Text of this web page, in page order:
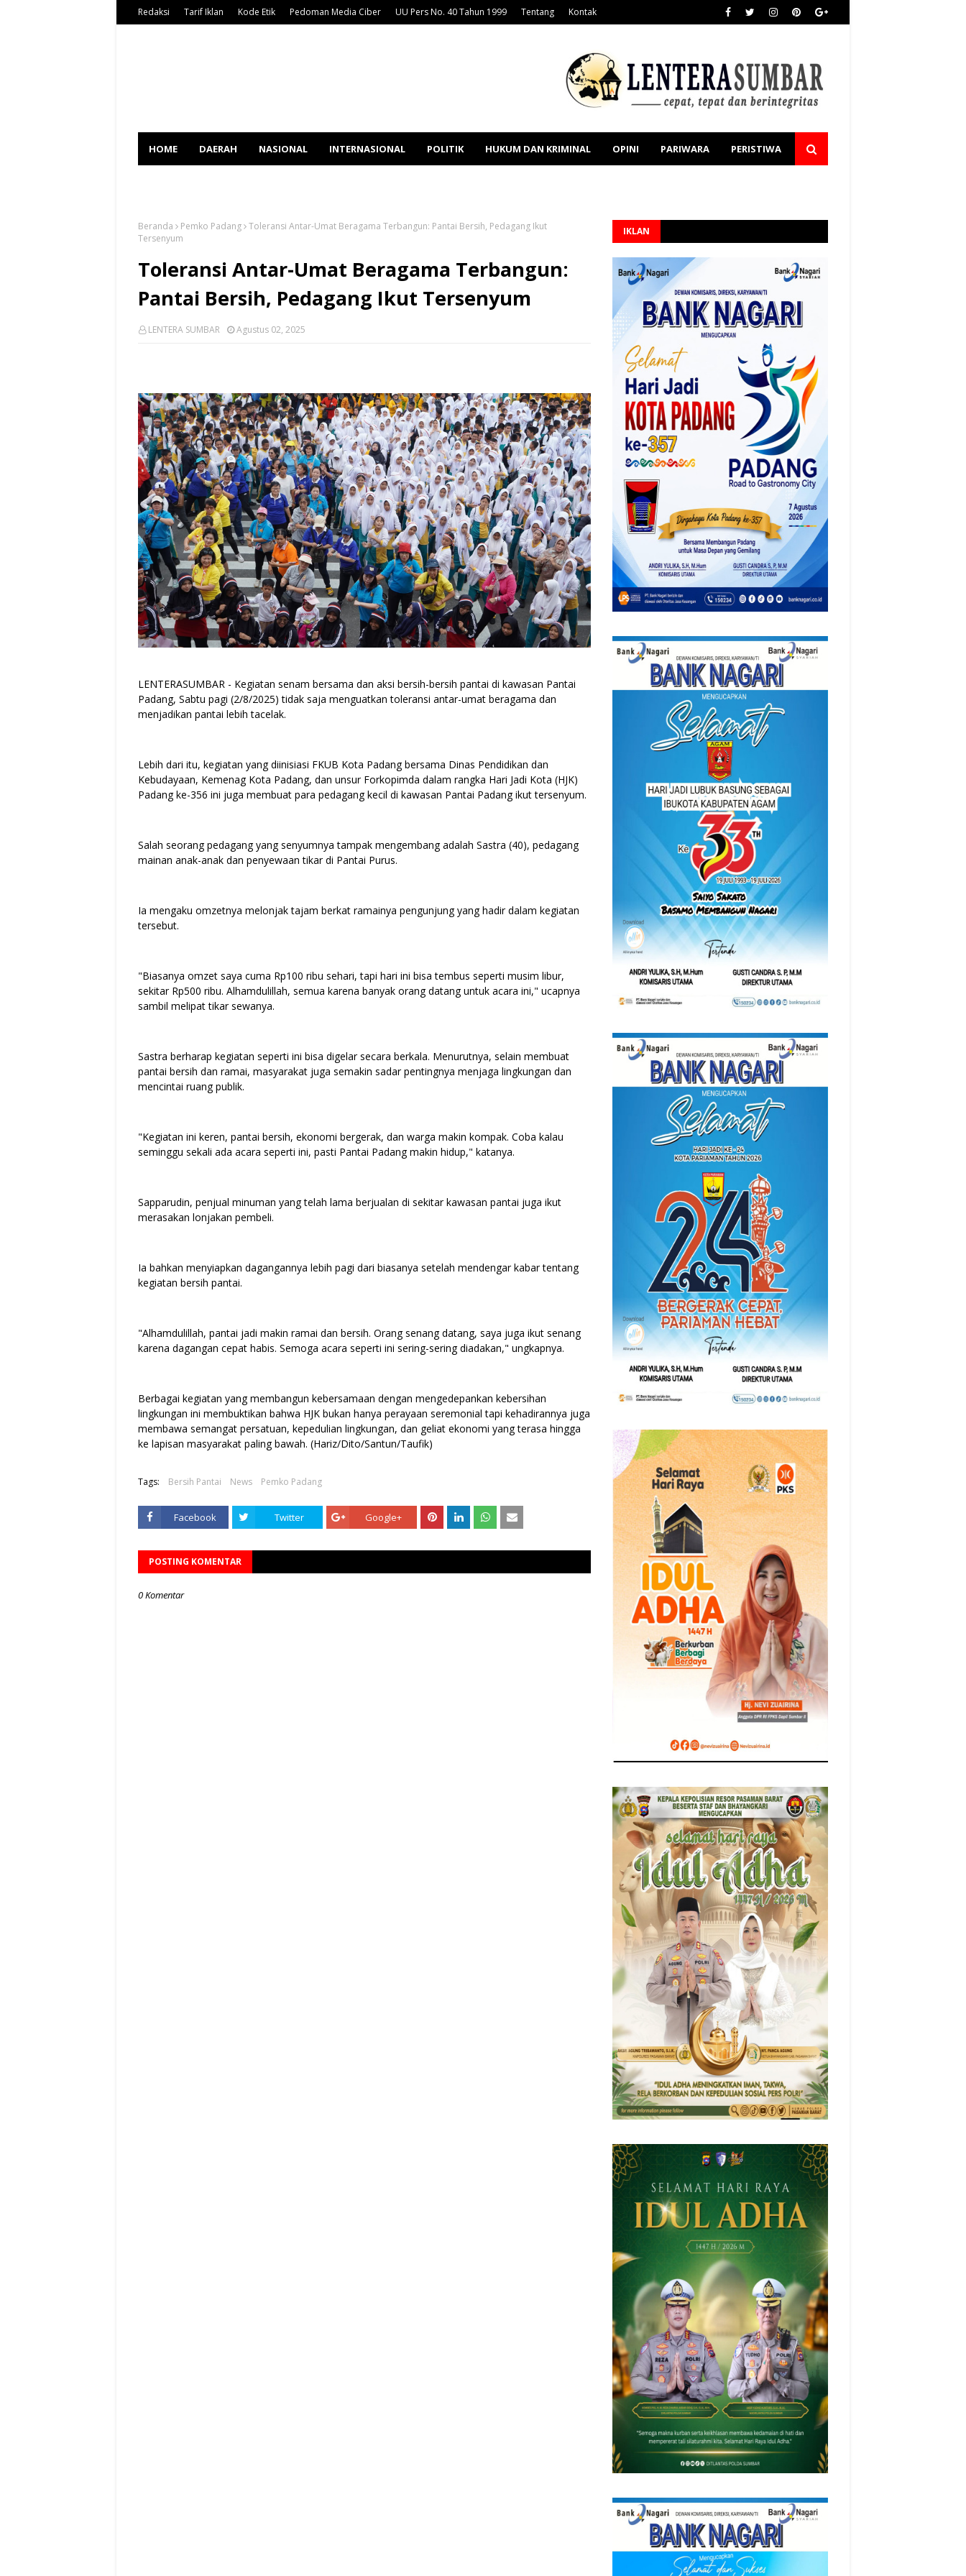
Redaksi Tarif Iklan Kode Etik Pedoman Media Ciber UU Pers No. 40 Tahun 1999 Tentang Kontak
HOME DAERAH NASIONAL INTERNASIONAL POLITIK HUKUM DAN KRIMINAL OPINI PARIWARA PERISTIWA
Beranda Pemko Padang Toleransi Antar-Umat Beragama Terbangun: Pantai Bersih, Pedagang Ikut
Tersenyum
Toleransi Antar-Umat Beragama Terbangun:
Pantai Bersih, Pedagang Ikut Tersenyum
LENTERA SUMBAR Agustus 02, 2025
LENTERASUMBAR - Kegiatan senam bersama dan aksi bersih-bersih pantai di kawasan Pantai
Padang, Sabtu pagi (2/8/2025) tidak saja menguatkan toleransi antar-umat beragama dan
menjadikan pantai lebih tacelak.
Lebih dari itu, kegiatan yang diinisiasi FKUB Kota Padang bersama Dinas Pendidikan dan
Kebudayaan, Kemenag Kota Padang, dan unsur Forkopimda dalam rangka Hari Jadi Kota (HJK)
Padang ke-356 ini juga membuat para pedagang kecil di kawasan Pantai Padang ikut tersenyum.
Salah seorang pedagang yang senyumnya tampak mengembang adalah Sastra (40), pedagang
mainan anak-anak dan penyewaan tikar di Pantai Purus.
Ia mengaku omzetnya melonjak tajam berkat ramainya pengunjung yang hadir dalam kegiatan
tersebut.
"Biasanya omzet saya cuma Rp100 ribu sehari, tapi hari ini bisa tembus seperti musim libur,
sekitar Rp500 ribu. Alhamdulillah, semua karena banyak orang datang untuk acara ini," ucapnya
sambil melipat tikar sewanya.
Sastra berharap kegiatan seperti ini bisa digelar secara berkala. Menurutnya, selain membuat
pantai bersih dan ramai, masyarakat juga semakin sadar pentingnya menjaga lingkungan dan
mencintai ruang publik.
"Kegiatan ini keren, pantai bersih, ekonomi bergerak, dan warga makin kompak. Coba kalau
seminggu sekali ada acara seperti ini, pasti Pantai Padang makin hidup," katanya.
Sapparudin, penjual minuman yang telah lama berjualan di sekitar kawasan pantai juga ikut
merasakan lonjakan pembeli.
Ia bahkan menyiapkan dagangannya lebih pagi dari biasanya setelah mendengar kabar tentang
kegiatan bersih pantai.
"Alhamdulillah, pantai jadi makin ramai dan bersih. Orang senang datang, saya juga ikut senang
karena dagangan cepat habis. Semoga acara seperti ini sering-sering diadakan," ungkapnya.
Berbagai kegiatan yang membangun kebersamaan dengan mengedepankan kebersihan
lingkungan ini membuktikan bahwa HJK bukan hanya perayaan seremonial tapi kehadirannya juga
membawa semangat persatuan, kepedulian lingkungan, dan geliat ekonomi yang terasa hingga
ke lapisan masyarakat paling bawah. (Hariz/Dito/Santun/Taufik)
Tags: Bersih Pantai News Pemko Padang
Facebook Twitter Google+
POSTING KOMENTAR
0 Komentar
IKLAN